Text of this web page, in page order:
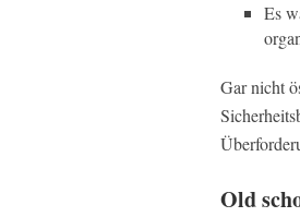
Es
Gar nicht
Old